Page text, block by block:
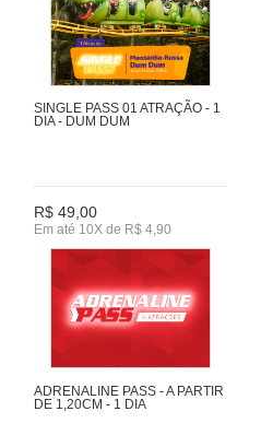
SINGLE PASS 01 ATRAÇÃO - 1
DIA - DUM DUM
R$ 49,00
Em até 10X de R$ 4,90
ADRENALINE PASS - A PARTIR
DE 1,20CM - 1 DIA